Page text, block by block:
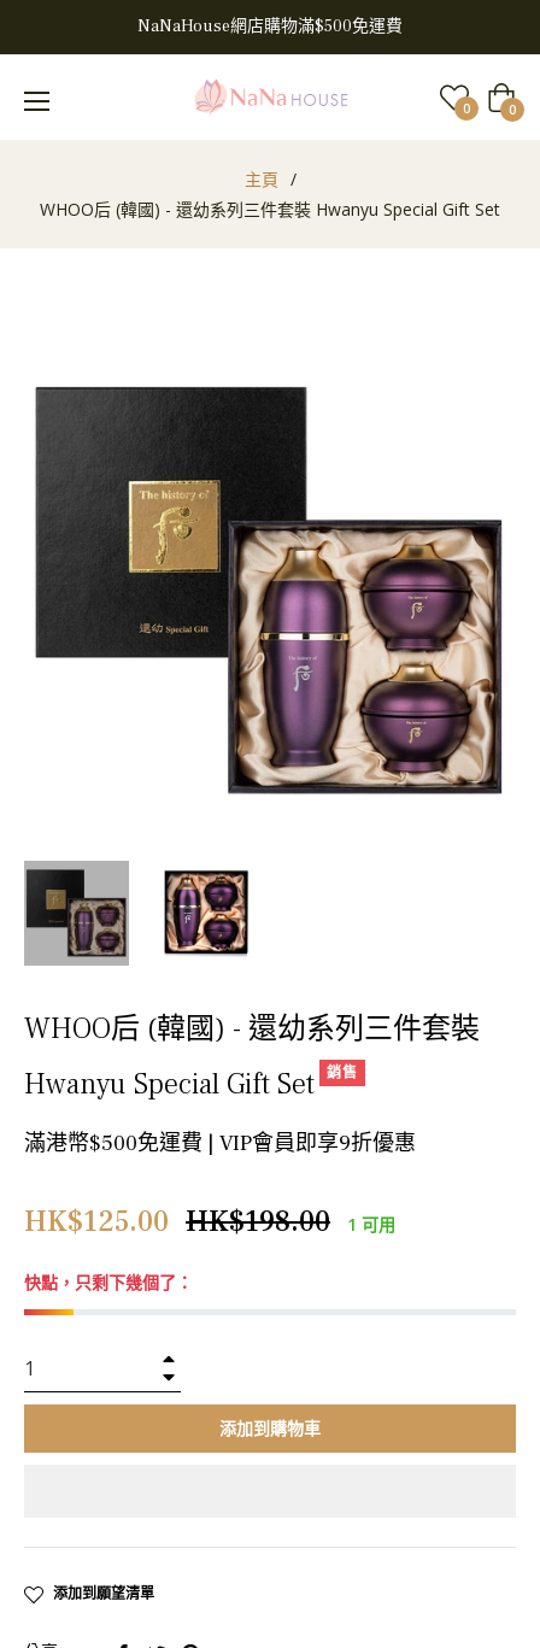
NaNaHouse網店購物滿$500免運費
0 大
車 0
主頁 /
WHOO后 (韓國) - 還幼系列三件套裝 Hwanyu Special Gift Set
WHOO后 (韓國) - 還幼系列三件套裝
Hwanyu Special Gift Set 銷售
滿港幣$500免運費 | VIP會員即享9折優惠
HK$125.00
正
價
HK$198.00 1 可用
快點，只剩下幾個了：
添加到購物車
添加到願望清單